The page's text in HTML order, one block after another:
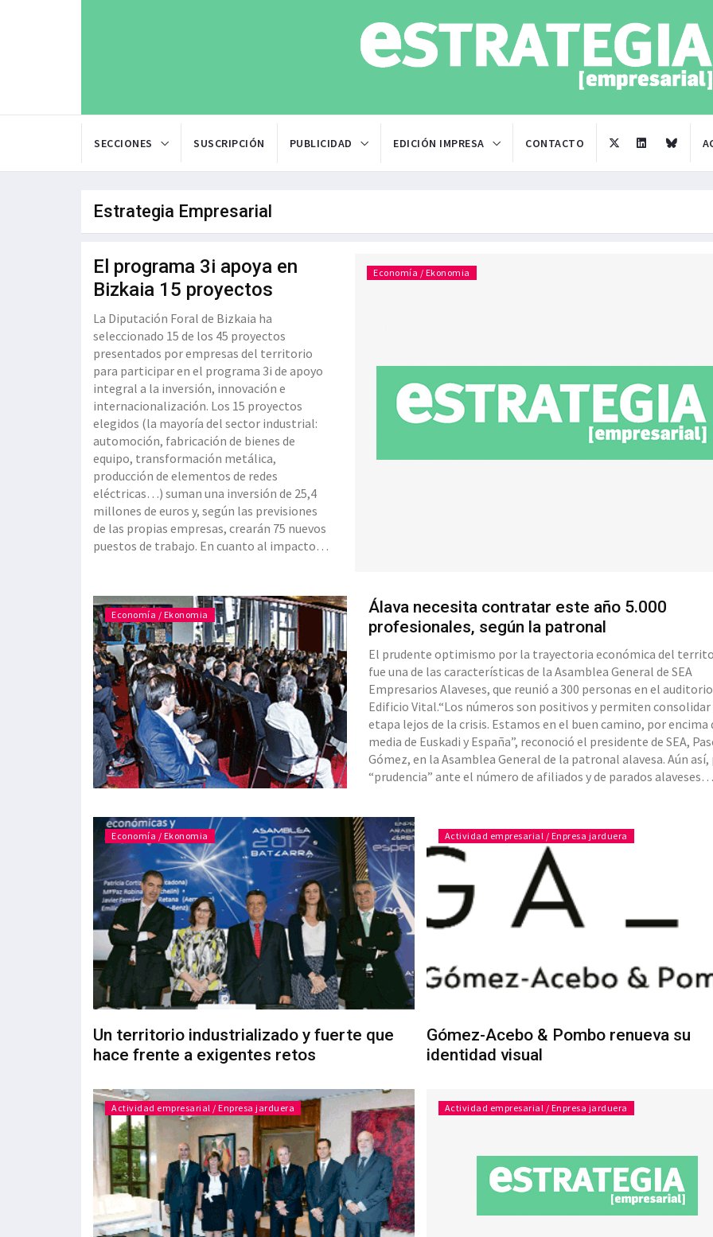
SECCIONES SUSCRIPCIÓN PUBLICIDAD EDICIÓN IMPRESA CONTACTO
Estrategia Empresarial
El programa 3i apoya en
Bizkaia 15 proyectos
La Diputación Foral de Bizkaia ha
seleccionado 15 de los 45 proyectos
presentados por empresas del territorio
para participar en el programa 3i de apoyo
integral a la inversión, innovación e
internacionalización. Los 15 proyectos
elegidos (la mayoría del sector industrial:
automoción, fabricación de bienes de
equipo, transformación metálica,
producción de elementos de redes
eléctricas…) suman una inversión de 25,4
millones de euros y, según las previsiones
de las propias empresas, crearán 75 nuevos
puestos de trabajo. En cuanto al impacto
de 31,2 millones de euros sob
Economía / Ekonomia
Economía / Ekonomia
Álava necesita contratar este año 5.000
profesionales, según la patronal
El prudente optimismo por la trayectoria económica del
fue una de las características de la Asamblea General de SEA
Empresarios Alaveses, que reunió a 300 personas en el
Edificio Vital.“Los números son positivos y permiten consolidar
etapa lejos de la crisis. Estamos en el buen camino, por encima
media de Euskadi y España”, reconoció el presidente de SEA,
Gómez, en la Asamblea General de la patronal alavesa. Aún
“prudencia” ante el número de afiliados y de parados alaveses
Economía / Ekonomia
Un territorio industrializado y fuerte que
hace frente a exigentes retos
Actividad empresarial / Enpresa jarduera
Gómez-Acebo & Pombo renueva su
identidad visual
Actividad empresarial / Enpresa jarduera Actividad empresarial / Enpresa jarduera